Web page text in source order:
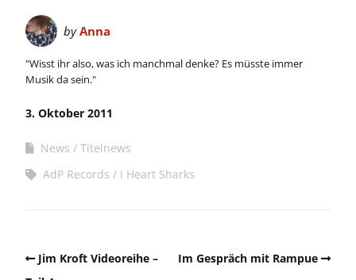
byAnna
"Wisst ihr also, was ich manchmal denke? Es müsste immer
Musik da sein."
3. Oktober 2011
News
Titelnews
AdP Records
I Heart Sharks
Jim Kroft Videoreihe –
Im Gespräch mit Rampue